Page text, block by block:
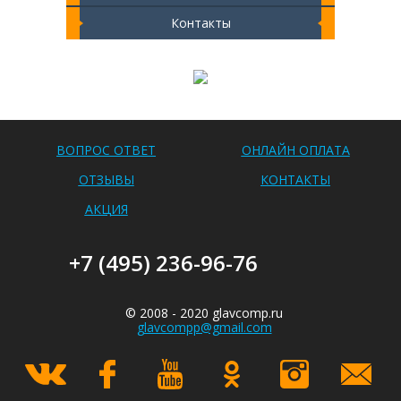
Контакты
ВОПРОС ОТВЕТ
ОНЛАЙН ОПЛАТА
ОТЗЫВЫ
КОНТАКТЫ
АКЦИЯ
+7 (495) 236-96-76
© 2008 - 2020 glavcomp.ru
glavcompp@gmail.com